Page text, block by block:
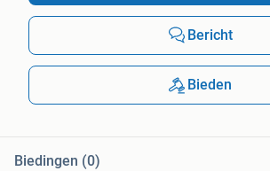
Bericht
Bieden
Biedingen (0)